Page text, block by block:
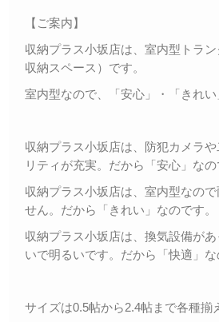
【ご案内】
収納プラス小坂店は、室内型トラ
収納スペース）です。
室内型なので、「安心」・「きれい
収納プラス小坂店は、防犯カメラ
リティが充実。だから「安心」なの
収納プラス小坂店は、室内型なの
せん。だから「きれい」なのです。
収納プラス小坂店は、換気設備が
いで明るいです。だから「快適」な
サイズは0.5帖から2.4帖まで各種揃